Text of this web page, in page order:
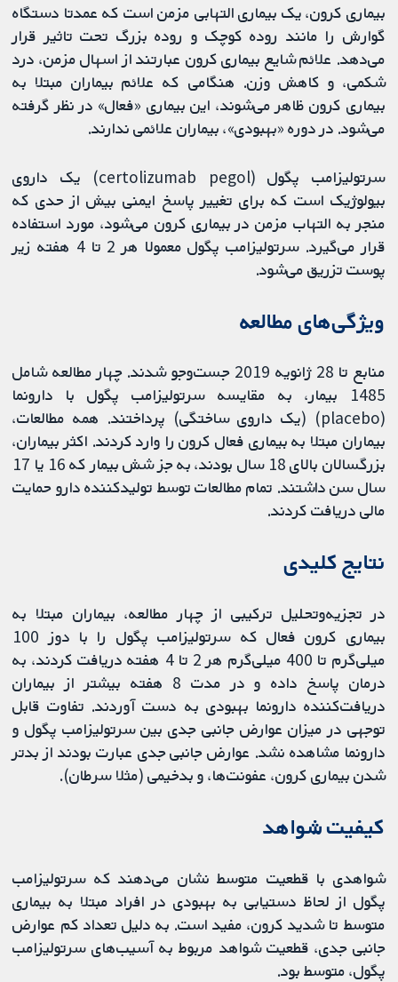
بیماری کرون، یک بیماری التهابی مزمن است که عمدتا دستگاه
گوارش را مانند روده کوچک و روده بزرگ تحت تاثیر قرار
می‌دهد. علائم شایع بیماری کرون عبارتند از اسهال مزمن، درد
شکمی، و کاهش وزن. هنگامی که علائم بیماران مبتلا به
بیماری کرون ظاهر می‌شوند، این بیماری «فعال» در نظر گرفته
می‌شود. در دوره «بهبودی»، بیماران علائمی ندارند.
سرتولیزامب پگول (certolizumab pegol) یک داروی
بیولوژیک است که برای تغییر پاسخ ایمنی بیش از حدی که
منجر به التهاب مزمن در بیماری کرون می‌شود، مورد استفاده
قرار می‌گیرد. سرتولیزامب پگول معمولا هر 2 تا 4 هفته زیر
پوست تزریق می‌شود.
ویژگی‌های مطالعه
منابع تا 28 ژانویه 2019 جست‌وجو شدند. چهار مطالعه شامل
1485 بیمار، به مقایسه سرتولیزامب پگول با دارونما
(placebo) (یک داروی ساختگی) پرداختند. همه مطالعات،
بیماران مبتلا به بیماری فعال کرون را وارد کردند. اکثر بیماران،
بزرگسالان بالای 18 سال بودند، به جز شش بیمار که 16 یا 17
سال سن داشتند. تمام مطالعات توسط تولیدکننده دارو حمایت
مالی دریافت کردند.
نتایج کلیدی
در تجزیه‌وتحلیل ترکیبی از چهار مطالعه، بیماران مبتلا به
بیماری کرون فعال که سرتولیزامب پگول را با دوز 100
میلی‌گرم تا 400 میلی‌گرم هر 2 تا 4 هفته دریافت کردند، به
درمان پاسخ داده و در مدت 8 هفته بیشتر از بیماران
دریافت‌کننده دارونما بهبودی به دست آوردند. تفاوت قابل
توجهی در میزان عوارض جانبی جدی بین سرتولیزامب پگول و
دارونما مشاهده نشد. عوارض جانبی جدی عبارت بودند از بدتر
شدن بیماری کرون، عفونت‌ها، و بدخیمی (مثلا سرطان).
کیفیت شواهد
شواهدی با قطعیت متوسط نشان می‌دهند که سرتولیزامب
پگول از لحاظ دستیابی به بهبودی در افراد مبتلا به بیماری
متوسط تا شدید کرون، مفید است. به دلیل تعداد کم عوارض
جانبی جدی، قطعیت شواهد مربوط به آسیب‌های سرتولیزامب
پگول، متوسط بود.